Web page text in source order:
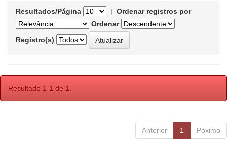
Resultados/Página | Ordenar registros por
Ordenar
Registro(s)
Resultado 1-1 de 1.
Anterior 1 Póximo